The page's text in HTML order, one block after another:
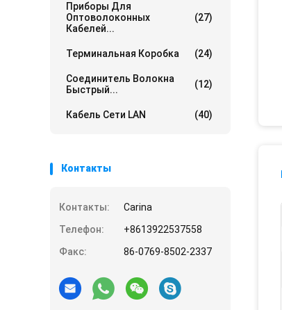
Приборы Для
Оптоволоконных
Кабелей...
(27)
Терминальная Коробка (24)
Соединитель Волокна
Быстрый...
(12)
Кабель Сети LAN (40)
Контакты
Контакты:
Carina
Телефон:
+8613922537558
Факс:
86-0769-8502-2337